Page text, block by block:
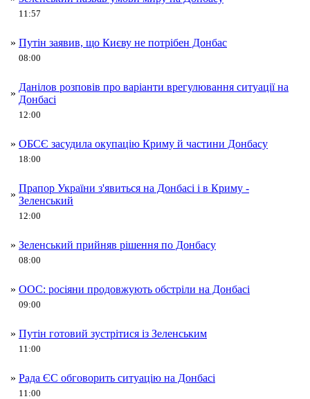
11:57
» Путін заявив, що Києву не потрібен Донбас
08:00
»
Данілов розповів про варіанти врегулювання ситуації на
Донбасі
12:00
» ОБСЄ засудила окупацію Криму й частини Донбасу
18:00
»
Прапор України з'явиться на Донбасі і в Криму -
Зеленський
12:00
» Зеленський прийняв рішення по Донбасу
08:00
» ООС: росіяни продовжують обстріли на Донбасі
09:00
» Путін готовий зустрітися із Зеленським
11:00
» Рада ЄС обговорить ситуацію на Донбасі
11:00